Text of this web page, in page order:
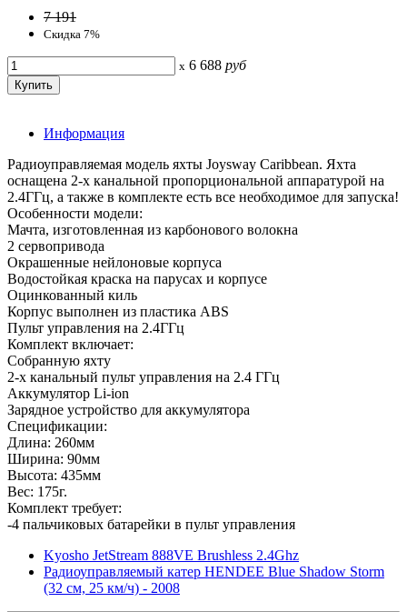
7 191
Скидка 7%
x 6 688 руб
Информация
Радиоуправляемая модель яхты Joysway Caribbean. Яхта
оснащена 2-х канальной пропорциональной аппаратурой на
2.4ГГц, а также в комплекте есть все необходимое для запуска!
Особенности модели:
Мачта, изготовленная из карбонового волокна
2 сервопривода
Окрашенные нейлоновые корпуса
Водостойкая краска на парусах и корпусе
Оцинкованный киль
Корпус выполнен из пластика ABS
Пульт управления на 2.4ГГц
Комплект включает:
Собранную яхту
2-х канальный пульт управления на 2.4 ГГц
Аккумулятор Li-ion
Зарядное устройство для аккумулятора
Спецификации:
Длина: 260мм
Ширина: 90мм
Высота: 435мм
Вес: 175г.
Комплект требует:
-4 пальчиковых батарейки в пульт управления
Kyosho JetStream 888VE Brushless 2.4Ghz
Радиоуправляемый катер HENDEE Blue Shadow Storm
(32 см, 25 км/ч) - 2008